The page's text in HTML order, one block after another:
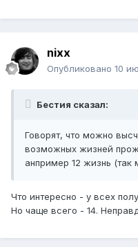
nixx
Опубликовано 10
Бестия сказал:
Говорят, что можно
возможных жизней
анпример 12 жизнь (так
Что интересно - у всех
Но чаще всего - 14.